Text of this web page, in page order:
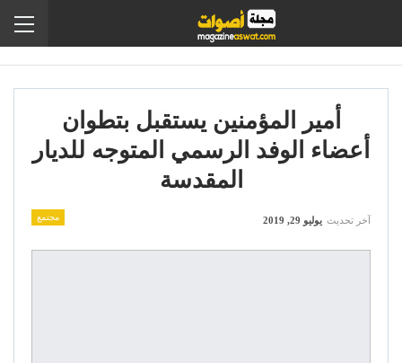
أمير المؤمنين يستقبل بتطوان
أعضاء الوفد الرسمي المتوجه للديار
المقدسة
مجتمع آخر تحديث يوليو 29, 2019